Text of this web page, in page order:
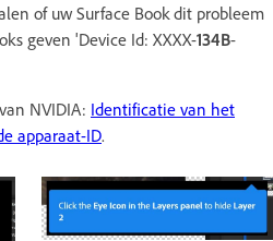
of uw Surface Book dit probleem
geven 'Device Id: XXXX-134B-
NVIDIA: Identificatie van het
apparaat-ID.